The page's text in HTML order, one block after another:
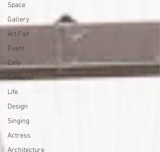
Space
Gallery
Art Fair
Event
Cafe
Collector
Life
Design
Singing
Actress
Architecture